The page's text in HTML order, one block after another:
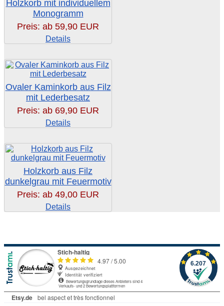
Holzkorb mit individuellem
Monogramm
Preis: ab 59,90 EUR
Details
Ovaler Kaminkorb aus Filz
mit Lederbesatz
Preis: ab 69,90 EUR
Details
Holzkorb aus Filz
dunkelgrau mit Feuermotiv
Preis: ab 49,00 EUR
Details